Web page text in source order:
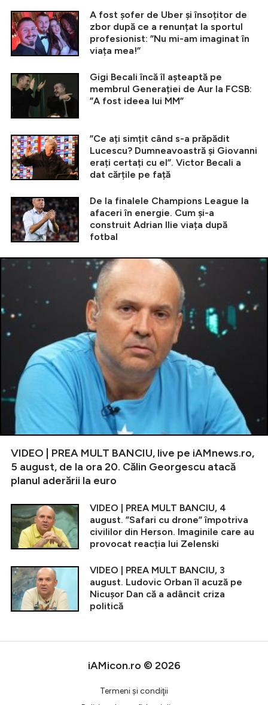
A fost șofer de Uber și însoțitor de
zbor după ce a renunțat la sportul
profesionist: ”Nu mi-am imaginat în
viața mea!”
Gigi Becali încă îl așteaptă pe
membrul Generației de Aur la FCSB:
”A fost ideea lui MM”
”Ce ați simțit când s-a prăpădit
Lucescu? Dumneavoastră și Giovanni
erați certați cu el”. Victor Becali a
dat cărțile pe față
De la finalele Champions League la
afaceri în energie. Cum și-a
construit Adrian Ilie viața după
fotbal
VIDEO | PREA MULT BANCIU, live pe iAMnews.ro,
5 august, de la ora 20. Călin Georgescu atacă
planul aderării la euro
VIDEO | PREA MULT BANCIU, 4
august. ”Safari cu drone” împotriva
civililor din Herson. Imaginile care au
provocat reacția lui Zelenski
VIDEO | PREA MULT BANCIU, 3
august. Ludovic Orban îl acuză pe
Nicușor Dan că a adâncit criza
politică
iAMicon.ro © 2026
Termeni şi condiţii